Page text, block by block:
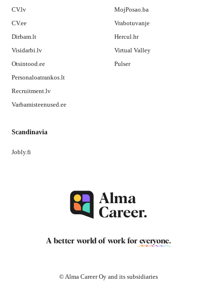
CV.lv
CV.ee
Dirbam.lt
Visidarbi.lv
Otsintood.ee
Personaloatrankos.lt
Recruitment.lv
Varbamisteenused.ee
MojPosao.ba
Vrabotuvanje
Hercul.hr
Virtual Valley
Pulser
Scandinavia
Jobly.fi
A better world of work for everyone.
© Alma Career Oy and its subsidiaries